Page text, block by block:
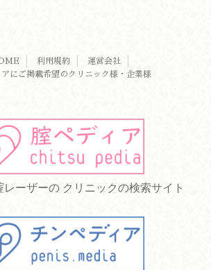
利用規約
運営会社
にご掲載希望のクリニック様・企業様
ーザーの クリニックの検索サイト